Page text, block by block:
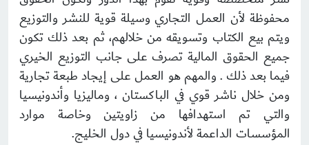
محفوظة لأن العمل التجاري وسيلة قوية للنشر والتوزيع
ويتم بيع الكتاب وتسويقه من خلالهم، ثم بعد ذلك تكون
جميع الحقوق المالية تصرف على جانب التوزيع الخيري
فيما بعد ذلك . والمهم هو العمل على إيجاد طبعة تجارية
ومن خلال ناشر قوي في الباكستان ، وماليزيا وأندونيسيا
والتي تم استهدافها من زاويتين وخاصة موارد
المؤسسات الداعمة لأندونيسيا في دول الخليج.